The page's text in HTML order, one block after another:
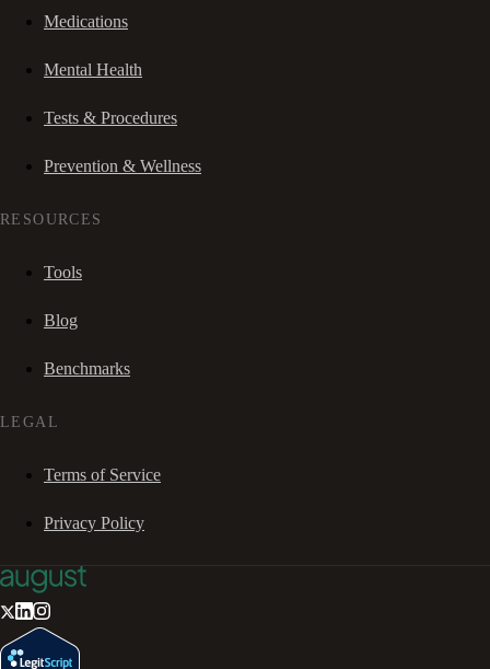
Medications
Mental Health
Tests & Procedures
Prevention & Wellness
RESOURCES
Tools
Blog
Benchmarks
LEGAL
Terms of Service
Privacy Policy